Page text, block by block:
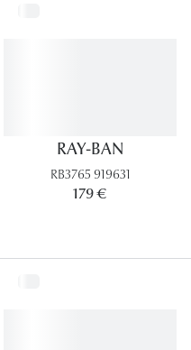
RAY-BAN
RB3765 919631
179 €